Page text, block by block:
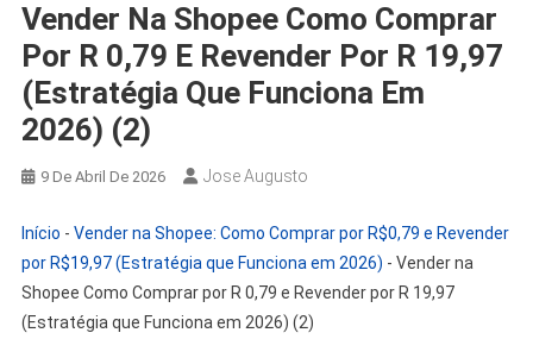
Vender Na Shopee Como Comprar
Por R 0,79 E Revender Por R 19,97
(Estratégia Que Funciona Em
2026) (2)
9 De Abril De 2026 Jose Augusto
Início - Vender na Shopee: Como Comprar por R$0,79 e Revender
por R$19,97 (Estratégia que Funciona em 2026) - Vender na
Shopee Como Comprar por R 0,79 e Revender por R 19,97
(Estratégia que Funciona em 2026) (2)